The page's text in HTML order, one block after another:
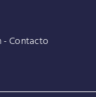
-Contacto